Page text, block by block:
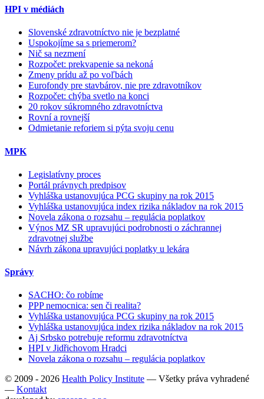
HPI v médiách
Slovenské zdravotníctvo nie je bezplatné
Uspokojíme sa s priemerom?
Nič sa nezmení
Rozpočet: prekvapenie sa nekoná
Zmeny prídu až po voľbách
Eurofondy pre stavbárov, nie pre zdravotníkov
Rozpočet: chýba svetlo na konci
20 rokov súkromného zdravotníctva
Rovní a rovnejší
Odmietanie reforiem si pýta svoju cenu
MPK
Legislatívny proces
Portál právnych predpisov
Vyhláška ustanovujúca PCG skupiny na rok 2015
Vyhláška ustanovujúca index rizika nákladov na rok 2015
Novela zákona o rozsahu – regulácia poplatkov
Výnos MZ SR upravujúci podrobnosti o záchrannej
zdravotnej službe
Návrh zákona upravujúci poplatky u lekára
Správy
SACHO: čo robíme
PPP nemocnica: sen či realita?
Vyhláška ustanovujúca PCG skupiny na rok 2015
Vyhláška ustanovujúca index rizika nákladov na rok 2015
Aj Srbsko potrebuje reformu zdravotníctva
HPI v Jidřichovom Hradci
Novela zákona o rozsahu – regulácia poplatkov
© 2009 - 2026 Health Policy Institute — Všetky práva vyhradené
— Kontakt